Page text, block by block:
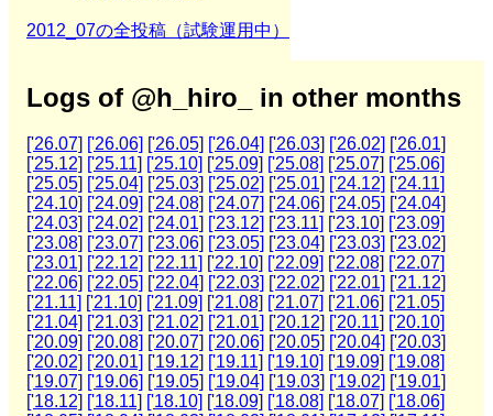
2012_07の全投稿（試験運用中）
Logs of @h_hiro_ in other months
['26.07] ['26.06] ['26.05] ['26.04] ['26.03] ['26.02] ['26.01]
['25.12] ['25.11] ['25.10] ['25.09] ['25.08] ['25.07] ['25.06]
['25.05] ['25.04] ['25.03] ['25.02] ['25.01] ['24.12] ['24.11]
['24.10] ['24.09] ['24.08] ['24.07] ['24.06] ['24.05] ['24.04]
['24.03] ['24.02] ['24.01] ['23.12] ['23.11] ['23.10] ['23.09]
['23.08] ['23.07] ['23.06] ['23.05] ['23.04] ['23.03] ['23.02]
['23.01] ['22.12] ['22.11] ['22.10] ['22.09] ['22.08] ['22.07]
['22.06] ['22.05] ['22.04] ['22.03] ['22.02] ['22.01] ['21.12]
['21.11] ['21.10] ['21.09] ['21.08] ['21.07] ['21.06] ['21.05]
['21.04] ['21.03] ['21.02] ['21.01] ['20.12] ['20.11] ['20.10]
['20.09] ['20.08] ['20.07] ['20.06] ['20.05] ['20.04] ['20.03]
['20.02] ['20.01] ['19.12] ['19.11] ['19.10] ['19.09] ['19.08]
['19.07] ['19.06] ['19.05] ['19.04] ['19.03] ['19.02] ['19.01]
['18.12] ['18.11] ['18.10] ['18.09] ['18.08] ['18.07] ['18.06]